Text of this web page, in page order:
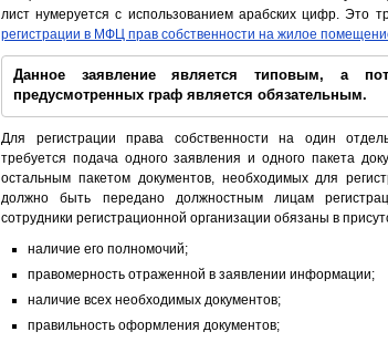
лист нумеруется с использованием арабских цифр. Это
регистрации в МФЦ прав собственности на жилое
Данное заявление является типовым, а
предусмотренных граф является обязательным.
Для регистрации права собственности на один
требуется подача одного заявления и одного пакета
остальным пакетом документов, необходимых для
должно быть передано должностным лицам
сотрудники регистрационной организации обязаны в
наличие его полномочий;
правомерность отраженной в заявлении информации;
наличие всех необходимых документов;
правильность оформления документов;